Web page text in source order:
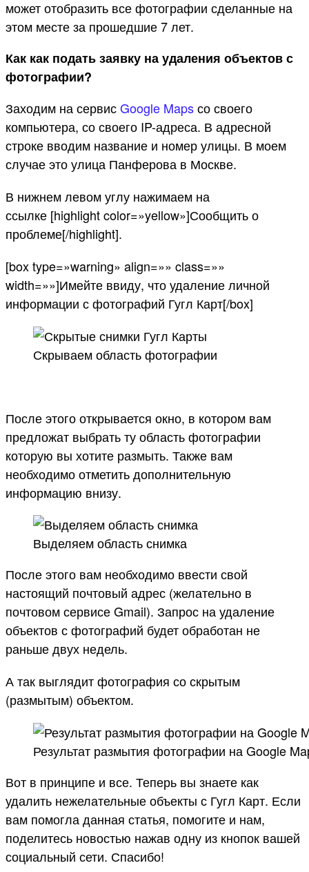
может отобразить все фотографии сделанные на
этом месте за прошедшие 7 лет.
Как как подать заявку на удаления объектов с
фотографии?
Заходим на сервисGoogle Mapsсо своего
компьютера, со своего IP-адреса. В адресной
строке вводим название и номер улицы. В моем
случае это улица Панферова в Москве.
В нижнем левом углу нажимаем на
ссылке [highlight color=»yellow»]Сообщить о
проблеме[/highlight].
[box type=»warning» align=»» class=»»
width=»»]Имейте ввиду, что удаление личной
информации с фотографий Гугл Карт[/box]
Скрываем область фотографии
После этого открывается окно, в котором вам
предложат выбрать ту область фотографии
которую вы хотите размыть. Также вам
необходимо отметить дополнительную
информацию внизу.
Выделяем область снимка
После этого вам необходимо ввести свой
настоящий почтовый адрес (желательно в
почтовом сервисе Gmail). Запрос на удаление
объектов с фотографий будет обработан не
раньше двух недель.
А так выглядит фотография со скрытым
(размытым) объектом.
Результат размытия фотографии на Google
Вот в принципе и все. Теперь вы знаете как
удалить нежелательные объекты с Гугл Карт. Если
вам помогла данная статья, помогите и нам,
поделитесь новостью нажав одну из кнопок вашей
социальный сети. Спасибо!